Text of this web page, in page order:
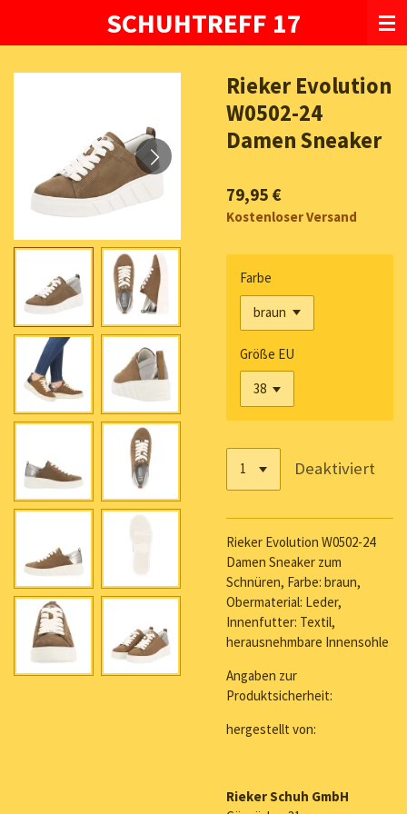
SCHUHTREFF 17
Rieker Evolution
W0502-24
Damen Sneaker
79,95 €
Kostenloser Versand
Farbe
Größe EU
Deaktiviert
Rieker Evolution W0502-24
Damen Sneaker zum
Schnüren, Farbe: braun,
Obermaterial: Leder,
Innenfutter: Textil,
herausnehmbare Innensohle
Angaben zur
Produktsicherheit:
hergestellt von:
Rieker Schuh GmbH